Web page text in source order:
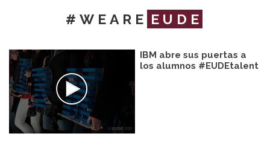
#WEARE EUDE
IBM abre sus puertas a
los alumnos #EUDEtalent